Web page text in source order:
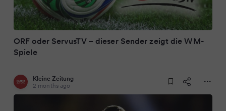
ORF oder ServusTV – dieser Sender zeigt die WM-
Spiele
Kleine Zeitung
2 months ago